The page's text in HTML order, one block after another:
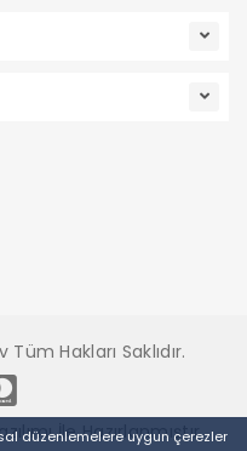
düzenlemelere uygun çerezler
Hakları Saklıdır.
İle Hazırlanmıştır.